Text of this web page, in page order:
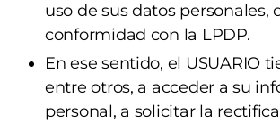
uso de sus datos personales,
conformidad con la LPDP.
En ese sentido, el USUARIO
entre otros, a acceder a su
personal, a solicitar la